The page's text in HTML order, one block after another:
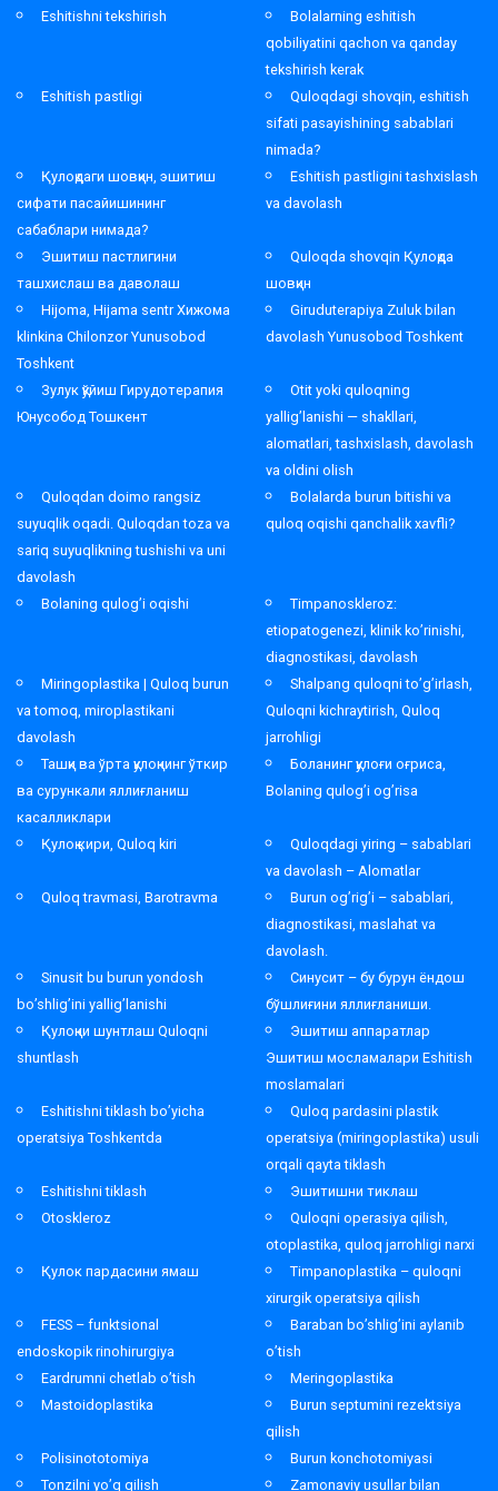
Eshitishni tekshirish
Bolalarning eshitish
qobiliyatini qachon va qanday
tekshirish kerak
Eshitish pastligi
Quloqdagi shovqin, eshitish
sifati pasayishining sabablari
nimada?
Қулоқдаги шовқин, эшитиш
сифати пасайишининг
сабаблари нимада?
Eshitish pastligini tashxislash
va davolash
Эшитиш пастлигини
ташхислаш ва даволаш
Quloqda shovqin Қулоқда
шовқин
Hijoma, Hijama sentr Хижома
klinkina Chilonzor Yunusobod
Toshkent
Giruduterapiya Zuluk bilan
davolash Yunusobod Toshkent
Зулук қўйиш Гирудотерапия
Юнусобод Тошкент
Otit yoki quloqning
yallig’lanishi — shakllari,
alomatlari, tashxislash, davolash
va oldini olish
Quloqdan doimo rangsiz
suyuqlik oqadi. Quloqdan toza va
sariq suyuqlikning tushishi va uni
davolash
Bolalarda burun bitishi va
quloq oqishi qanchalik xavfli?
Bolaning qulog’i oqishi
Timpanoskleroz:
etiopatogenezi, klinik ko’rinishi,
diagnostikasi, davolash
Miringoplastika | Quloq burun
va tomoq, miroplastikani
davolash
Shalpang quloqni to’g’irlash,
Quloqni kichraytirish, Quloq
jarrohligi
Ташқи ва ўрта қулоқнинг ўткир
ва сурункали яллиғланиш
касалликлари
Боланинг қулоғи оғриса,
Bolaning qulog’i og’risa
Қулоқ кири, Quloq kiri
Quloqdagi yiring – sabablari
va davolash – Alomatlar
Quloq travmasi, Barotravma
Burun og’rig’i – sabablari,
diagnostikasi, maslahat va
davolash.
Sinusit bu burun yondosh
bo’shlig’ini yallig’lanishi
Синусит – бу бурун ёндош
бўшлиғини яллиғланиши.
Қулоқни шунтлаш Quloqni
shuntlash
Эшитиш аппаратлар
Эшитиш мосламалари Eshitish
moslamalari
Eshitishni tiklash bo’yicha
operatsiya Toshkentda
Quloq pardasini plastik
operatsiya (miringoplastika) usuli
orqali qayta tiklash
Eshitishni tiklash
Эшитишни тиклаш
Otoskleroz
Quloqni operasiya qilish,
otoplastika, quloq jarrohligi narxi
Қулок пардасини ямаш
Timpanoplastika – quloqni
xirurgik operatsiya qilish
FESS – funktsional
endoskopik rinohirurgiya
Baraban bo’shlig’ini aylanib
o’tish
Eardrumni chetlab o’tish
Meringoplastika
Mastoidoplastika
Burun septumini rezektsiya
qilish
Polisinototomiya
Burun konchotomiyasi
Tonzilni yo’q qilish
Zamonaviy usullar bilan